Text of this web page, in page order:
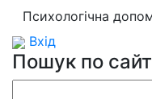
Психологічна
Вхід
Пошук по